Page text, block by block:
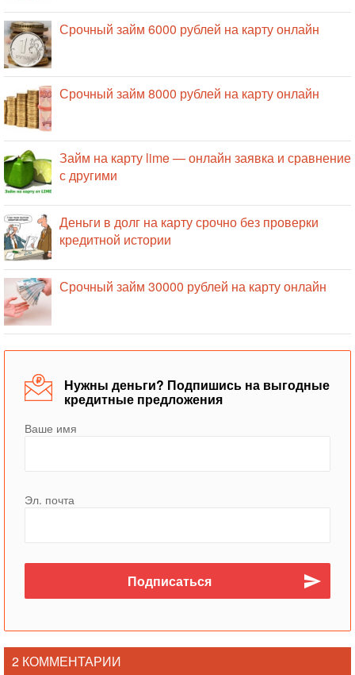
Срочный займ 6000 рублей на карту онлайн
Срочный займ 8000 рублей на карту онлайн
Займ на карту lime — онлайн заявка и сравнение
с другими
Деньги в долг на карту срочно без проверки
кредитной истории
Срочный займ 30000 рублей на карту онлайн
Нужны деньги? Подпишись на выгодные
кредитные предложения
Ваше имя
Эл. почта
2 КОММЕНТАРИИ